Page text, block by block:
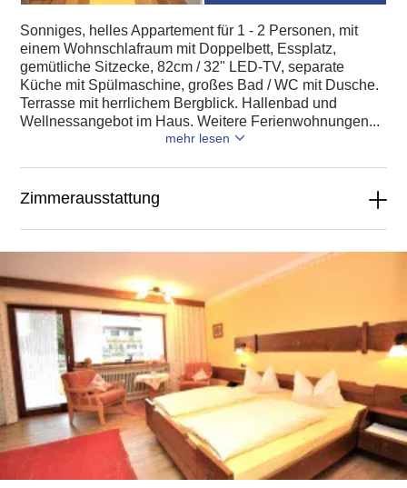
Sonniges, helles Appartement für 1 - 2 Personen, mit
einem Wohnschlafraum mit Doppelbett, Essplatz,
gemütliche Sitzecke, 82cm / 32" LED-TV, separate
Küche mit Spülmaschine, großes Bad / WC mit Dusche.
Terrasse mit herrlichem Bergblick. Hallenbad und
Wellnessangebot im Haus. Weitere Ferienwohnungen...
mehr lesen
Zimmerausstattung